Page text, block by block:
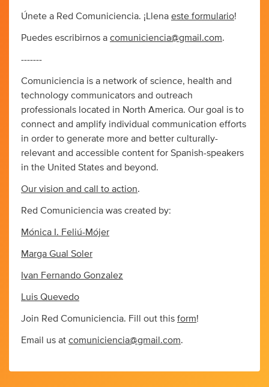
Únete a Red Comuniciencia. ¡Llena este formulario!
Puedes escribirnos a comuniciencia@gmail.com.
-------
Comuniciencia is a network of science, health and
technology communicators and outreach
professionals located in North America. Our goal is to
connect and amplify individual communication efforts
in order to generate more and better culturally-
relevant and accessible content for Spanish-speakers
in the United States and beyond.
Our vision and call to action.
Red Comuniciencia was created by:
Mónica I. Feliú-Mójer
Marga Gual Soler
Ivan Fernando Gonzalez
Luis Quevedo
Join Red Comuniciencia. Fill out this form!
Email us at comuniciencia@gmail.com.